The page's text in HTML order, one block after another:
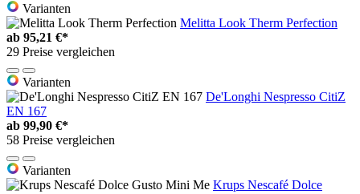
Varianten
Melitta Look Therm Perfection
ab 95,21 €*
29 Preise vergleichen
Varianten
De'Longhi Nespresso CitiZ
EN 167
ab 99,90 €*
58 Preise vergleichen
Varianten
Krups Nescafé Dolce